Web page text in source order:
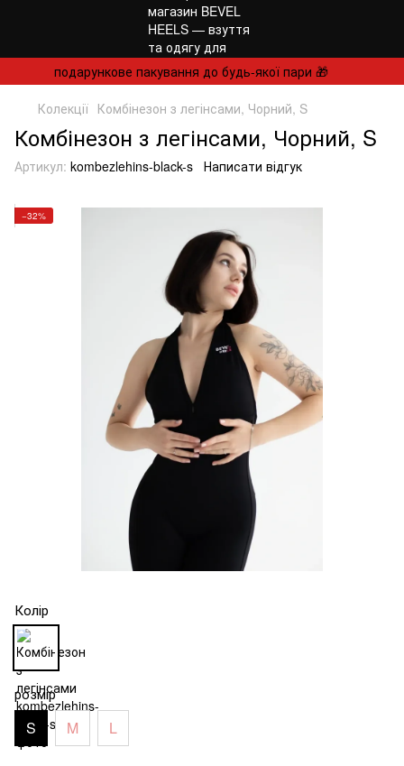
подарункове пакування до будь-якої пари 🎁
Колекції Комбінезон з легінсами, Чорний, S
Комбінезон з легінсами, Чорний, S
Артикул: kombezlehins-black-s Написати відгук
−32%
Колір
розмір
S M L